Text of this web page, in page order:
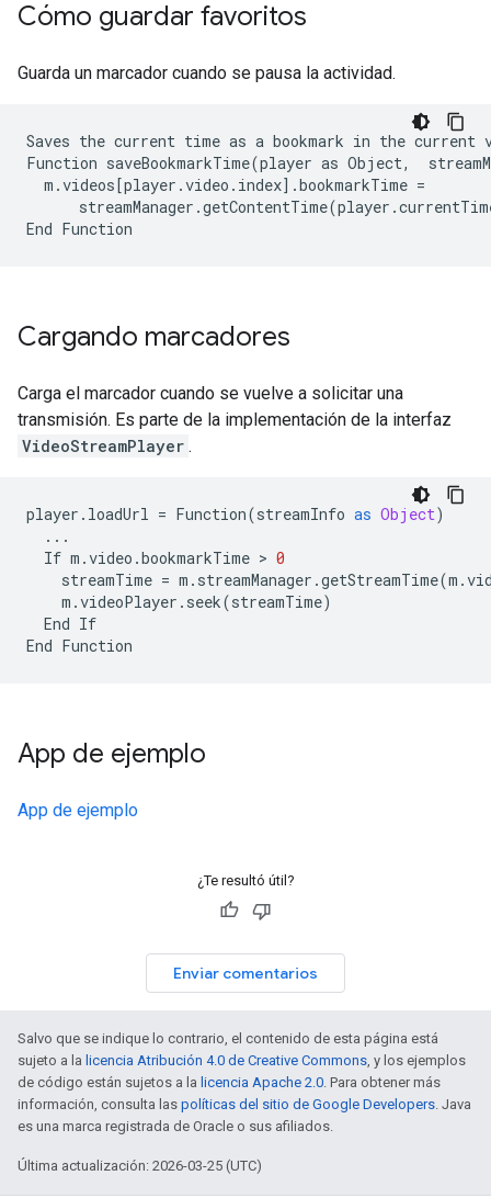
Cómo guardar favoritos
Guarda un marcador cuando se pausa la actividad.
Saves the current time as a bookmark in the current
Function saveBookmarkTime(player as Object,
  m.videos[player.video.index].bookmarkTime =
Cargando marcadores
Carga el marcador cuando se vuelve a solicitar una
transmisión. Es parte de la implementación de la interfaz
VideoStreamPlayer .
player . loadUrl = Function(streamInfo as Object)
...
If m .video .bookmarkTime > 0
streamTime = m . streamManager .getStreamTime(m .
m .videoPlayer . seek(streamTime)
End If
End Function
App de ejemplo
App de ejemplo
¿Te resultó útil?
Enviar comentarios
Salvo que se indique lo contrario, el contenido de esta página está
sujeto a la licencia Atribución 4.0 de Creative Commons, y los ejemplos
de código están sujetos a la licencia Apache 2.0. Para obtener más
información, consulta las políticas del sitio de Google Developers. Java
es una marca registrada de Oracle o sus afiliados.
Última actualización: 2026-03-25 (UTC)